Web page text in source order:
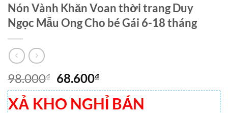
Nón Vành Khăn Voan thời trang Duy
Ngọc Mẫu Ong Cho bé Gái 6-18 tháng
98.000₫ 68.600₫
XẢ KHO NGHỈ BÁN